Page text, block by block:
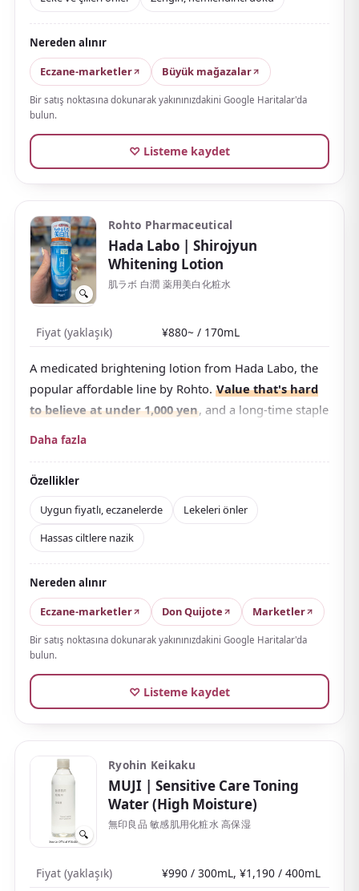
settles gently into the skin. It's popular among older
skincare lovers who also want age-care benefits.
A 150 mL refill is also available, so it's easy to keep
using long-term.
Nereden alınır
Eczane-marketler
Büyük mağazalar
Bir satış noktasına dokunarak yakınınızdakini Google Haritalar'da
bulun.
♡ Listeme kaydet
🔍
Rohto Pharmaceutical
Hada Labo | Shirojyun
Whitening Lotion
肌ラボ 白潤 薬用美白化粧水
Fiyat (yaklaşık) ¥880~ / 170mL
A medicated brightening lotion from Hada Labo, the
popular affordable line by Rohto. Value that's hard
to believe at under 1,000 yen, and a long-time staple
A quasi-drug formula containing tranexamic acid
(brightening) and allantoin (anti-irritation). It comes in
a smooth-feel type and a viscous type, so you can pick
the texture you prefer.
A large 400 mL pump version is also available for face
colorant-free — easy to use on sensitive skin.
Daha fazla
Özellikler
Uygun fiyatlı, eczanelerde
Lekeleri önler
Hassas ciltlere nazik
Nereden alınır
Eczane-marketler
Don Quijote Marketler
Bir satış noktasına dokunarak yakınınızdakini Google Haritalar'da
bulun.
♡ Listeme kaydet
🔍
Ryohin Keikaku
MUJI | Sensitive Care Toning
Water (High Moisture)
無印良品 敏感肌用化粧水 高保湿
Fiyat (yaklaşık) ¥990 / 300mL, ¥1,190 / 400mL